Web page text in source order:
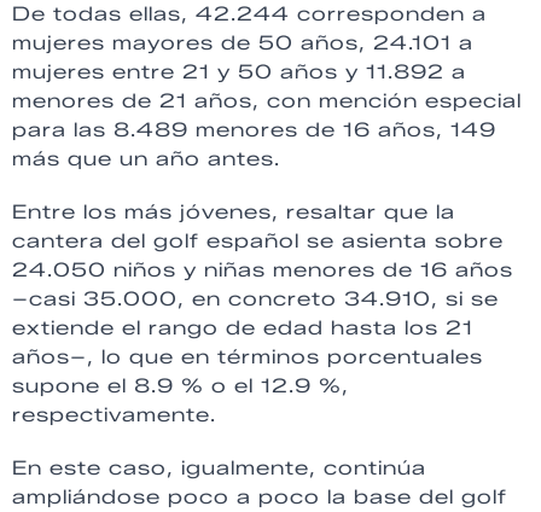
De todas ellas, 42.244 corresponden a
mujeres mayores de 50 años, 24.101 a
mujeres entre 21 y 50 años y 11.892 a
menores de 21 años, con mención especial
para las 8.489 menores de 16 años, 149
más que un año antes.
Entre los más jóvenes, resaltar que la
cantera del golf español se asienta sobre
24.050 niños y niñas menores de 16 años
–casi 35.000, en concreto 34.910, si se
extiende el rango de edad hasta los 21
años–, lo que en términos porcentuales
supone el 8.9 % o el 12.9 %,
respectivamente.
En este caso, igualmente, continúa
ampliándose poco a poco la base del golf